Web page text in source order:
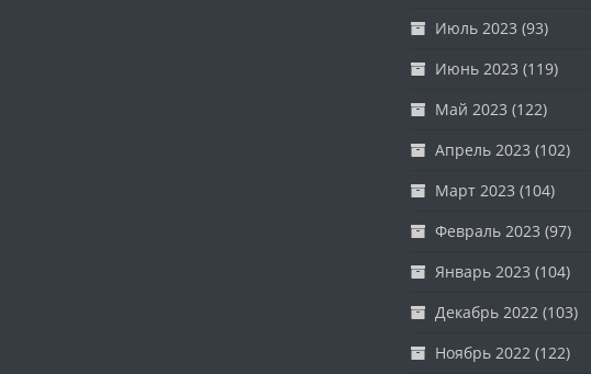
Июль 2023 (93)
Июнь 2023 (119)
Май 2023 (122)
Апрель 2023 (102)
Март 2023 (104)
Февраль 2023 (97)
Январь 2023 (104)
Декабрь 2022(103)
Ноябрь 2022(122)